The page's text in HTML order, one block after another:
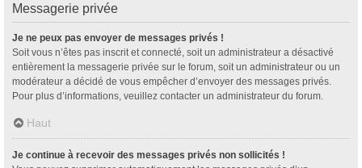
Messagerie privée
Je ne peux pas envoyer de messages privés !
Soit vous n’êtes pas inscrit et connecté, soit un administrateur a désactivé
entièrement la messagerie privée sur le forum, soit un administrateur ou un
modérateur a décidé de vous empêcher d’envoyer des messages privés.
Pour plus d’informations, veuillez contacter un administrateur du forum.
Haut
Je continue à recevoir des messages privés non sollicités !